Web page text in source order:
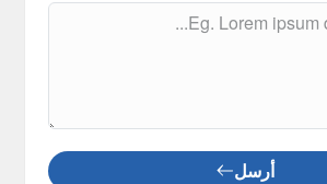
أرسل